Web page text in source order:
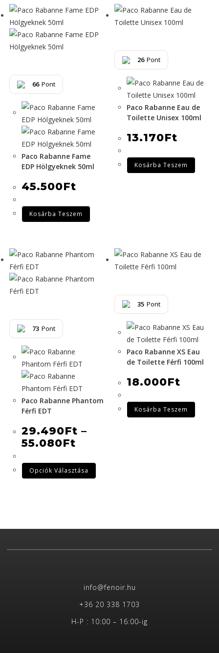
66 Pont
Paco Rabanne Fame
EDP Hölgyeknek 50ml
45.500Ft
Kosárba Teszem
26 Pont
Paco Rabanne Eau de
Toilette Unisex 100ml
13.170Ft
Kosárba Teszem
73 Pont
Paco Rabanne Phantom
Férfi EDT
29.490Ft –
55.080Ft
Opciók Választása
35 Pont
Paco Rabanne XS Eau
de Toilette Férfi 100ml
18.000Ft
Kosárba Teszem
info@fenoir.hu
+36 20 338 1703
H-P : 10:00 – 16:00-ig